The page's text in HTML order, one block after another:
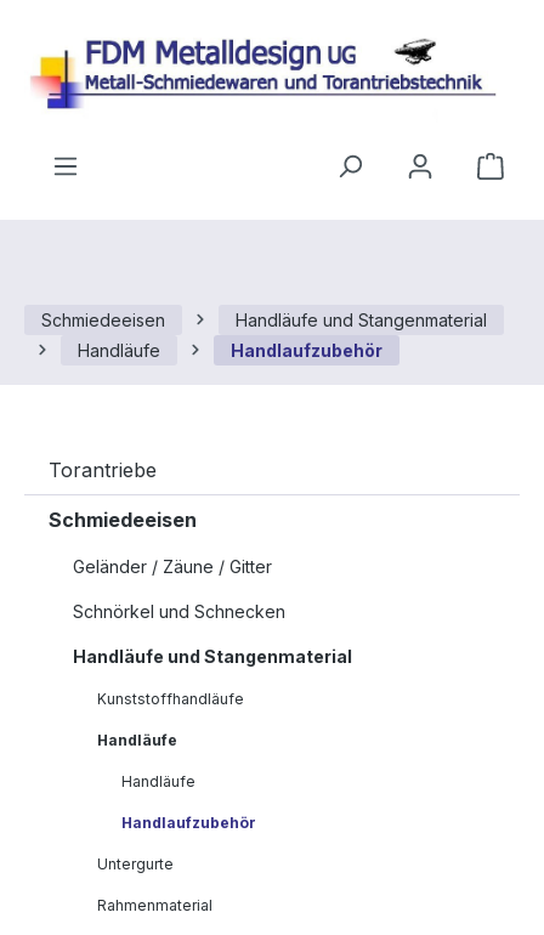
Schmiedeeisen
Handläufe und Stangenmaterial
Handläufe
Handlaufzubehör
Torantriebe
Schmiedeeisen
Geländer / Zäune / Gitter
Schnörkel und Schnecken
Handläufe und Stangenmaterial
Kunststoffhandläufe
Handläufe
Handläufe
Handlaufzubehör
Untergurte
Rahmenmaterial